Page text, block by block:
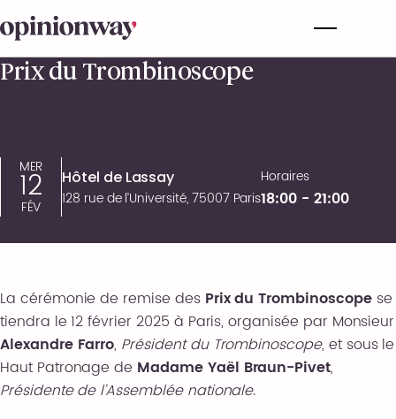
Prix du Trombinoscope
MER
12
FÉV
Hôtel de Lassay
128 rue de l’Université, 75007 Paris
Horaires
18:00 - 21:00
La cérémonie de remise des Prix du Trombinoscopese
tiendra le 12 février 2025 à Paris, organisée par Monsieur
Alexandre Farro, Président du Trombinoscope, et sous le
Haut Patronage de Madame Yaël Braun-Pivet,
Présidente de l’Assemblée nationale.